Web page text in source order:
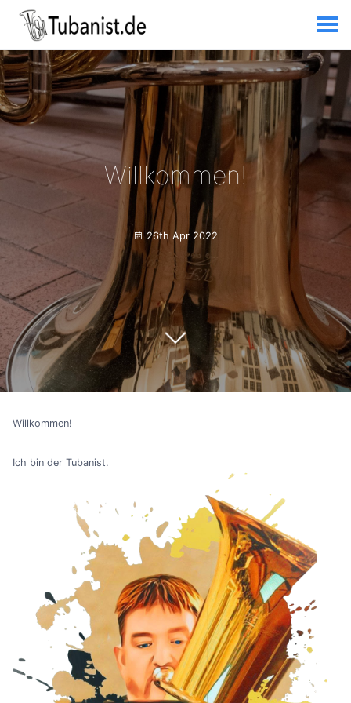
Willkommen!
26th Apr 2022
Willkommen!
Ich bin der Tubanist.